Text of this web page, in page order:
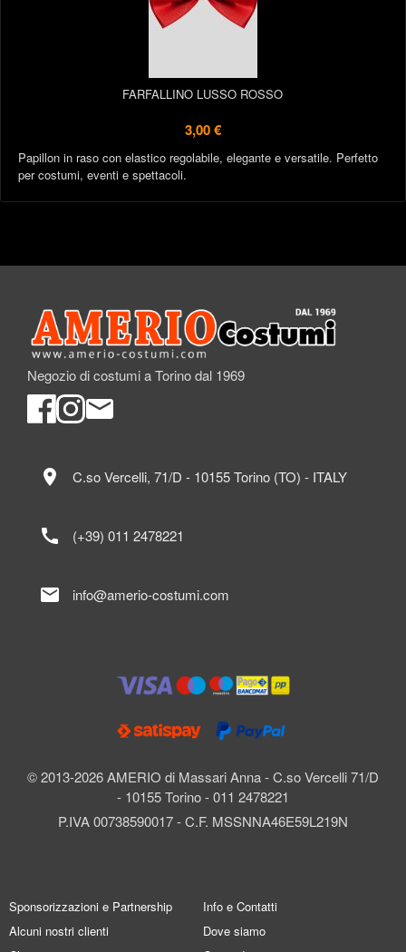
FARFALLINO LUSSO ROSSO
3,00 €
Papillon in raso con elastico regolabile, elegante e versatile. Perfetto
per costumi, eventi e spettacoli.
Negozio di costumi a Torino dal 1969
© 2013-2026 AMERIO di Massari Anna - C.so Vercelli 71/D
- 10155 Torino - 011 2478221
P.IVA 00738590017 - C.F. MSSNNA46E59L219N
location_on C.so Vercelli, 71/D - 10155 Torino (TO) - ITALY
call (+39) 011 2478221
mail info@amerio-costumi.com
Sponsorizzazioni e Partnership
Alcuni nostri clienti
Info e Contatti
Dove siamo